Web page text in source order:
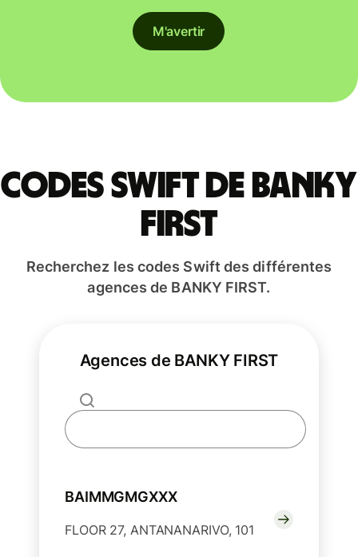
M'avertir
Codes Swift de BANKY
FIRST
Recherchez les codes Swift des différentes
agences de BANKY FIRST.
Agences de BANKY FIRST
BAIMMGMGXXX
FLOOR 27, ANTANANARIVO, 101